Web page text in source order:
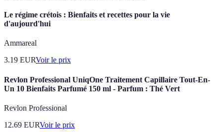
Le régime crétois : Bienfaits et recettes pour la vie
d'aujourd'hui
Ammareal
3.19 EURVoir le prix
Revlon Professional UniqOne Traitement Capillaire Tout-En-
Un 10 Bienfaits Parfumé 150 ml - Parfum : Thé Vert
Revlon Professional
12.69 EURVoir le prix